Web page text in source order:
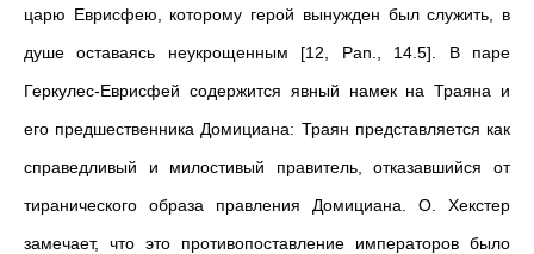
царю Еврисфею, которому герой вынужден был служить, в
душе оставаясь неукрощенным [12, Pan., 14.5]. В паре
Геркулес-Еврисфей содержится явный намек на Траяна и
его предшественника Домициана: Траян представляется как
справедливый и милостивый правитель, отказавшийся от
тиранического образа правления Домициана. О. Хекстер
замечает, что это противопоставление императоров было